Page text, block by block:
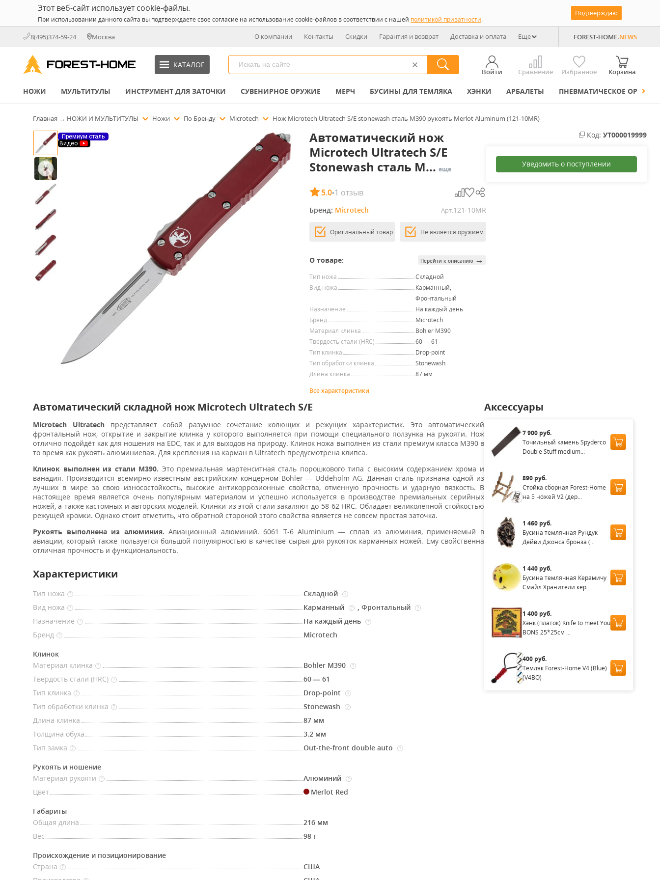
Этот веб-сайт использует cookie-файлы.
При использовании данного сайта вы подтверждаете свое согласие на использование cookie-файлов в соответствии с нашей политикой приватности.
Подтверждаю
8(495)374-59-24 Москва О компании Контакты Скидки Гарантия и возврат Доставка и оплата Еще FOREST-HOME.NEWS
КАТАЛОГ
Войти Сравнение Избранное Корзина
НОЖИ МУЛЬТИТУЛЫ ИНСТРУМЕНТ ДЛЯ ЗАТОЧКИ СУВЕНИРНОЕ ОРУЖИЕ МЕРЧ БУСИНЫ ДЛЯ ТЕМЛЯКА ХЭНКИ АРБАЛЕТЫ ПНЕВМАТИЧЕСКОЕ ОРУЖИЕ
Главная → НОЖИ И МУЛЬТИТУЛЫ Ножи По Бренду Microtech Нож Microtech Ultratech S/E stonewash сталь M390 рукоять Merlot Aluminum (121-10MR)
Премиум сталь
Видео
Автоматический нож
Microtech Ultratech S/E
Stonewash сталь M... еще
5.0•1 отзыв
Бренд: Microtech Арт.121-10MR
Оригинальный товар Не является оружием
О товаре: Перейти к описанию →
Тип ножа
Складной
Вид ножа
Карманный,
Фронтальный
Назначение
На каждый день
Бренд
Microtech
Материал клинка
Bohler M390
Твердость стали (HRC)
60 — 61
Тип клинка
Drop-point
Тип обработки клинка
Stonewash
Длина клинка
87 мм
Все характеристики
Код: УТ000019999
Уведомить о поступлении
Автоматический складной нож Microtech Ultratech S/E
Microtech Ultratechпредставляет собой разумное сочетание колющих и режущих характеристик. Это автоматический
фронтальный нож, открытие и закрытие клинка у которого выполняется при помощи специального ползунка на рукояти. Нож
отлично подойдёт как для ношения на EDC, так и для выходов на природу. Клинок ножа выполнен из стали премиум класса M390 в
то время как рукоять алюминиевая. Для крепления на карман в Ultratech предусмотрена клипса.
Клинок выполнен из стали M390. Это премиальная мартенситная сталь порошкового типа с высоким содержанием хрома и
ванадия. Производится всемирно известным австрийским концерном Bohler — Uddeholm AG. Данная сталь признана одной из
лучших в мире за свою износостойкость, высокие антикоррозионные свойства, отменную прочность и ударную вязкость. В
настоящее время является очень популярным материалом и успешно используется в производстве премиальных серийных
ножей, а также кастомных и авторских моделей. Клинки из этой стали закаляют до 58-62 HRC. Обладает великолепной стойкостью
режущей кромки. Однако стоит отметить, что обратной стороной этого свойства является не совсем простая заточка.
Рукоять выполнена из алюминия. Авиационный алюминий. 6061 T-6 Aluminium — сплав из алюминия, применяемый в
авиации, который также пользуется большой популярностью в качестве сырья для рукояток карманных ножей. Ему свойственна
отличная прочность и функциональность.
Характеристики
Тип ножа ? Складной ?
Вид ножа ? Карманный ? ,Фронтальный ?
Назначение ? На каждый день ?
Бренд ? Microtech
Клинок
Материал клинка
? Bohler M390 ?
Твердость стали (HRC) ?
60 — 61
Тип клинка
? Drop-point ?
Тип обработки клинка ? Stonewash ?
Длина клинка
87 мм
Толщина обуха
3.2 мм
Тип замка
? Out-the-front double auto ?
Рукоять и ношение
Материал рукояти
? Алюминий ?
Цвет Merlot Red
Габариты
Общая длина
216 мм
Вес
98 г
Происхождение и позиционирование
Страна
?
США
Аксессуары
7 900 руб.
Точильный камень Spyderco
Double Stuff medium...
890 руб.
Стойка сборная Forest-Home
на 5 ножей V2 (дер...
1 460 руб.
Бусина темлячная Рундук
Дейви Джонса бронза (...
1 440 руб.
Бусина темлячная Керамичу
Смайл Хранители кер...
1 400 руб.
Хэнк (платок) Knife to meet You
BONS 25*25см ...
400 руб.
Темляк Forest-Home V4 (Blue)
(V4BO)